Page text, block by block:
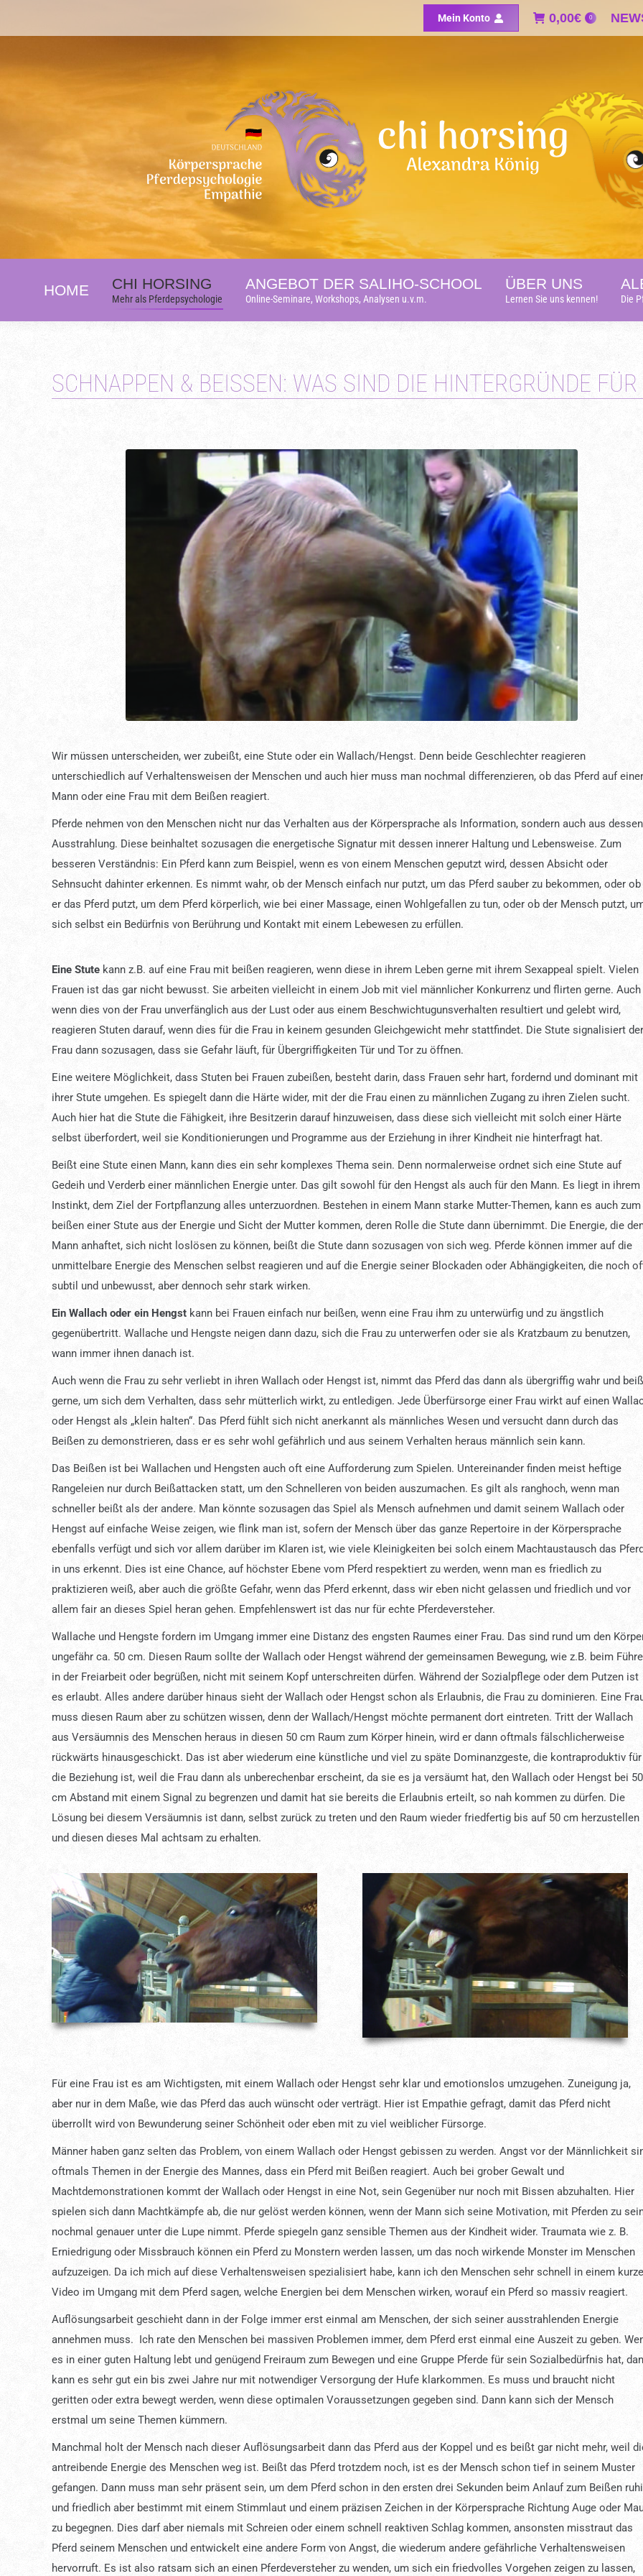
Mein Konto 0,00€ 0
HOME CHI HORSING
Mehr als Pferdepsychologie
ANGEBOT DER SALIHO-SCHOOL
Online-Seminare, Workshops, Analysen u.v.m.
ÜBER UNS
Lernen Sie uns kennen! Die
SCHNAPPEN & BEISSEN: WAS SIND DIE HINTERGRÜNDE FÜR
Wir müssen unterscheiden, wer zubeißt, eine Stute oder ein Wallach/Hengst. Denn beide Geschlechter reagieren
unterschiedlich auf Verhaltensweisen der Menschen und auch hier muss man nochmal differenzieren, ob das Pferd auf
Mann oder eine Frau mit dem Beißen reagiert.
Pferde nehmen von den Menschen nicht nur das Verhalten aus der Körpersprache als Information, sondern auch aus dessen
Ausstrahlung. Diese beinhaltet sozusagen die energetische Signatur mit dessen innerer Haltung und Lebensweise. Zum
besseren Verständnis: Ein Pferd kann zum Beispiel, wenn es von einem Menschen geputzt wird, dessen Absicht oder
Sehnsucht dahinter erkennen. Es nimmt wahr, ob der Mensch einfach nur putzt, um das Pferd sauber zu bekommen, oder ob
er das Pferd putzt, um dem Pferd körperlich, wie bei einer Massage, einen Wohlgefallen zu tun, oder ob der Mensch putzt,
sich selbst ein Bedürfnis von Berührung und Kontakt mit einem Lebewesen zu erfüllen.
Eine Stute kann z.B. auf eine Frau mit beißen reagieren, wenn diese in ihrem Leben gerne mit ihrem Sexappeal spielt. Vielen
Frauen ist das gar nicht bewusst. Sie arbeiten vielleicht in einem Job mit viel männlicher Konkurrenz und flirten gerne. Auch
wenn dies von der Frau unverfänglich aus der Lust oder aus einem Beschwichtugunsverhalten resultiert und gelebt wird,
reagieren Stuten darauf, wenn dies für die Frau in keinem gesunden Gleichgewicht mehr stattfindet. Die Stute signalisiert der
Frau dann sozusagen, dass sie Gefahr läuft, für Übergriffigkeiten Tür und Tor zu öffnen.
Eine weitere Möglichkeit, dass Stuten bei Frauen zubeißen, besteht darin, dass Frauen sehr hart, fordernd und dominant mit
ihrer Stute umgehen. Es spiegelt dann die Härte wider, mit der die Frau einen zu männlichen Zugang zu ihren Zielen sucht.
Auch hier hat die Stute die Fähigkeit, ihre Besitzerin darauf hinzuweisen, dass diese sich vielleicht mit solch einer Härte
selbst überfordert, weil sie Konditionierungen und Programme aus der Erziehung in ihrer Kindheit nie hinterfragt hat.
Beißt eine Stute einen Mann, kann dies ein sehr komplexes Thema sein. Denn normalerweise ordnet sich eine Stute auf
Gedeih und Verderb einer männlichen Energie unter. Das gilt sowohl für den Hengst als auch für den Mann. Es liegt in ihrem
Instinkt, dem Ziel der Fortpflanzung alles unterzuordnen. Bestehen in einem Mann starke Mutter-Themen, kann es auch zum
beißen einer Stute aus der Energie und Sicht der Mutter kommen, deren Rolle die Stute dann übernimmt. Die Energie, die
Mann anhaftet, sich nicht loslösen zu können, beißt die Stute dann sozusagen von sich weg. Pferde können immer auf die
unmittelbare Energie des Menschen selbst reagieren und auf die Energie seiner Blockaden oder Abhängigkeiten, die noch
subtil und unbewusst, aber dennoch sehr stark wirken.
Ein Wallach oder ein Hengst kann bei Frauen einfach nur beißen, wenn eine Frau ihm zu unterwürfig und zu ängstlich
gegenübertritt. Wallache und Hengste neigen dann dazu, sich die Frau zu unterwerfen oder sie als Kratzbaum zu benutzen,
wann immer ihnen danach ist.
Auch wenn die Frau zu sehr verliebt in ihren Wallach oder Hengst ist, nimmt das Pferd das dann als übergriffig wahr und
gerne, um sich dem Verhalten, dass sehr mütterlich wirkt, zu entledigen. Jede Überfürsorge einer Frau wirkt auf einen
oder Hengst als „klein halten“. Das Pferd fühlt sich nicht anerkannt als männliches Wesen und versucht dann durch das
Beißen zu demonstrieren, dass er es sehr wohl gefährlich und aus seinem Verhalten heraus männlich sein kann.
Das Beißen ist bei Wallachen und Hengsten auch oft eine Aufforderung zum Spielen. Untereinander finden meist heftige
Rangeleien nur durch Beißattacken statt, um den Schnelleren von beiden auszumachen. Es gilt als ranghoch, wenn man
schneller beißt als der andere. Man könnte sozusagen das Spiel als Mensch aufnehmen und damit seinem Wallach oder
Hengst auf einfache Weise zeigen, wie flink man ist, sofern der Mensch über das ganze Repertoire in der Körpersprache
ebenfalls verfügt und sich vor allem darüber im Klaren ist, wie viele Kleinigkeiten bei solch einem Machtaustausch das
in uns erkennt. Dies ist eine Chance, auf höchster Ebene vom Pferd respektiert zu werden, wenn man es friedlich zu
praktizieren weiß, aber auch die größte Gefahr, wenn das Pferd erkennt, dass wir eben nicht gelassen und friedlich und vor
allem fair an dieses Spiel heran gehen. Empfehlenswert ist das nur für echte Pferdeversteher.
Wallache und Hengste fordern im Umgang immer eine Distanz des engsten Raumes einer Frau. Das sind rund um den
ungefähr ca. 50 cm. Diesen Raum sollte der Wallach oder Hengst während der gemeinsamen Bewegung, wie z.B. beim
in der Freiarbeit oder begrüßen, nicht mit seinem Kopf unterschreiten dürfen. Während der Sozialpflege oder dem Putzen ist
es erlaubt. Alles andere darüber hinaus sieht der Wallach oder Hengst schon als Erlaubnis, die Frau zu dominieren. Eine
muss diesen Raum aber zu schützen wissen, denn der Wallach/Hengst möchte permanent dort eintreten. Tritt der Wallach
aus Versäumnis des Menschen heraus in diesen 50 cm Raum zum Körper hinein, wird er dann oftmals fälschlicherweise
rückwärts hinausgeschickt. Das ist aber wiederum eine künstliche und viel zu späte Dominanzgeste, die kontraproduktiv für
die Beziehung ist, weil die Frau dann als unberechenbar erscheint, da sie es ja versäumt hat, den Wallach oder Hengst bei 50
cm Abstand mit einem Signal zu begrenzen und damit hat sie bereits die Erlaubnis erteilt, so nah kommen zu dürfen. Die
Lösung bei diesem Versäumnis ist dann, selbst zurück zu treten und den Raum wieder friedfertig bis auf 50 cm herzustellen
und diesen dieses Mal achtsam zu erhalten.
Für eine Frau ist es am Wichtigsten, mit einem Wallach oder Hengst sehr klar und emotionslos umzugehen. Zuneigung ja,
aber nur in dem Maße, wie das Pferd das auch wünscht oder verträgt. Hier ist Empathie gefragt, damit das Pferd nicht
überrollt wird von Bewunderung seiner Schönheit oder eben mit zu viel weiblicher Fürsorge.
Männer haben ganz selten das Problem, von einem Wallach oder Hengst gebissen zu werden. Angst vor der Männlichkeit
oftmals Themen in der Energie des Mannes, dass ein Pferd mit Beißen reagiert. Auch bei grober Gewalt und
Machtdemonstrationen kommt der Wallach oder Hengst in eine Not, sein Gegenüber nur noch mit Bissen abzuhalten. Hier
spielen sich dann Machtkämpfe ab, die nur gelöst werden können, wenn der Mann sich seine Motivation, mit Pferden zu
nochmal genauer unter die Lupe nimmt. Pferde spiegeln ganz sensible Themen aus der Kindheit wider. Traumata wie z. B.
Erniedrigung oder Missbrauch können ein Pferd zu Monstern werden lassen, um das noch wirkende Monster im Menschen
aufzuzeigen. Da ich mich auf diese Verhaltensweisen spezialisiert habe, kann ich den Menschen sehr schnell in einem
Video im Umgang mit dem Pferd sagen, welche Energien bei dem Menschen wirken, worauf ein Pferd so massiv reagiert.
Auflösungsarbeit geschieht dann in der Folge immer erst einmal am Menschen, der sich seiner ausstrahlenden Energie
annehmen muss. Ich rate den Menschen bei massiven Problemen immer, dem Pferd erst einmal eine Auszeit zu geben.
es in einer guten Haltung lebt und genügend Freiraum zum Bewegen und eine Gruppe Pferde für sein Sozialbedürfnis hat,
kann es sehr gut ein bis zwei Jahre nur mit notwendiger Versorgung der Hufe klarkommen. Es muss und braucht nicht
geritten oder extra bewegt werden, wenn diese optimalen Voraussetzungen gegeben sind. Dann kann sich der Mensch
erstmal um seine Themen kümmern.
Manchmal holt der Mensch nach dieser Auflösungsarbeit dann das Pferd aus der Koppel und es beißt gar nicht mehr, weil
antreibende Energie des Menschen weg ist. Beißt das Pferd trotzdem noch, ist es der Mensch schon tief in seinem Muster
gefangen. Dann muss man sehr präsent sein, um dem Pferd schon in den ersten drei Sekunden beim Anlauf zum Beißen
und friedlich aber bestimmt mit einem Stimmlaut und einem präzisen Zeichen in der Körpersprache Richtung Auge oder
zu begegnen. Dies darf aber niemals mit Schreien oder einem schnell reaktiven Schlag kommen, ansonsten misstraut das
Pferd seinem Menschen und entwickelt eine andere Form von Angst, die wiederum andere gefährliche Verhaltensweisen
hervorruft. Es ist also ratsam sich an einen Pferdeversteher zu wenden, um sich ein friedvolles Vorgehen zeigen zu lassen,
Mein Konto 0,00€ 0
HOME CHI HORSING